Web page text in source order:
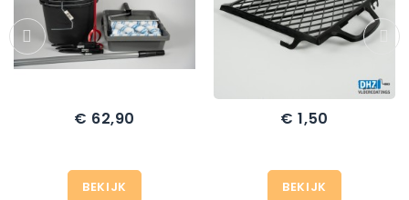
Prijs
€ 62,90
BEKIJK
Prijs
€ 1,50
BEKIJK